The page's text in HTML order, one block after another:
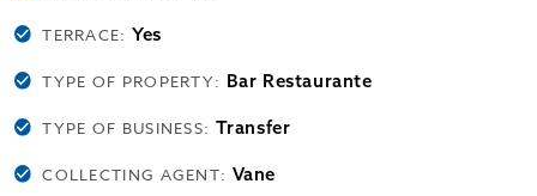
TERRACE: Yes
TYPE OF PROPERTY: Bar Restaurante
TYPE OF BUSINESS: Transfer
COLLECTING AGENT: Vane